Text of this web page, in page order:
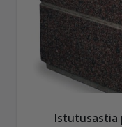
Istutusastia